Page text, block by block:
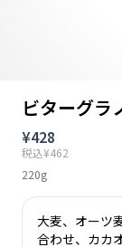
ビターグラ
¥428
税込¥462
220g
大麦、オーツ
合わせ、カカ